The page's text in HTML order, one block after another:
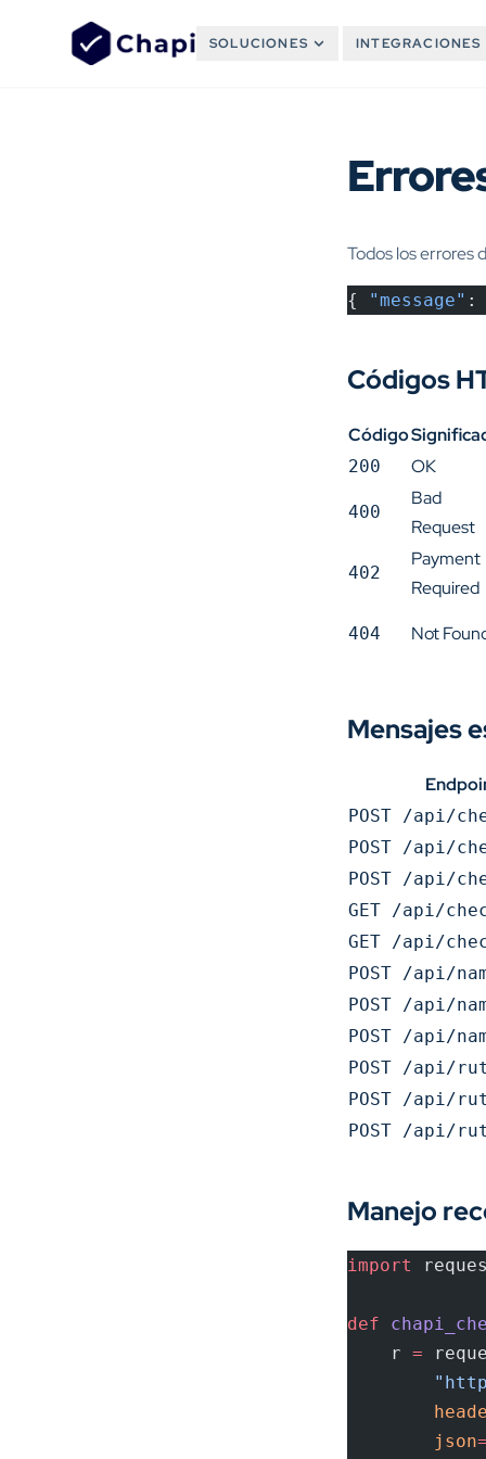
SOLUCIONES INTEGRACIONES
Todos los errores
{ "message"
Códigos
Código
200 OK
400
Bad
Request
402
Payment
Required
404 Not
Mensajes
POST /api/
POST /api/
POST /api/
GET /api/
GET /api/
POST /api/
POST /api/
POST /api/
POST /api/
POST /api/
POST /api/
Manejo
import
def
    r
=
        json